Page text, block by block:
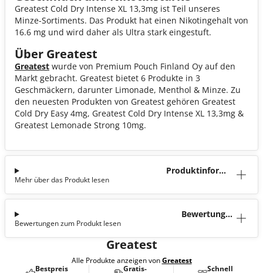
Greatest Cold Dry Intense XL 13,3mg ist Teil unseres
Minze-Sortiments. Das Produkt hat einen Nikotingehalt von
16.6 mg und wird daher als Ultra stark eingestuft.
Über Greatest
Greatest wurde von Premium Pouch Finland Oy auf den
Markt gebracht. Greatest bietet 6 Produkte in 3
Geschmäckern, darunter Limonade, Menthol & Minze. Zu
den neuesten Produkten von Greatest gehören Greatest
Cold Dry Easy 4mg, Greatest Cold Dry Intense XL 13,3mg &
Greatest Lemonade Strong 10mg.
Produktinforma
Mehr über das Produkt lesen
Bewertunge
Bewertungen zum Produkt lesen
Greatest
Alle Produkte anzeigen vonGreatest
Bestpreis
Gratis-
Schnell